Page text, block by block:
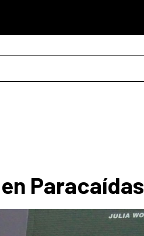
Paracaídas